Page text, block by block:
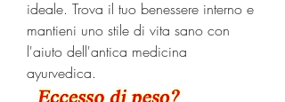
ideale. Trova il tuo benessere interno e
mantieni uno stile di vita sano con
l'aiuto dell'antica medicina
ayurvedica.